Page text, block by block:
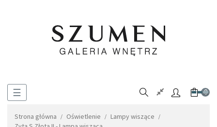
Toggle
☰ 0
Strona główna Oświetlenie
Lampy wiszące